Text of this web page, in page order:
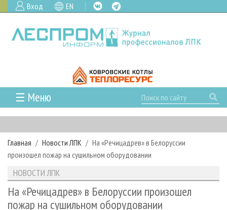
Вход EN
☰ Меню
ГЛАВНАЯ
РУБРИКИ И ТЕМЫ
РУБРИКИ ЖУРНАЛА
ЛЕСОЗАГОТОВКА
ЛЕСОПИЛЕНИЕ
НОВОСТИ
НОВОСТИ ЛПК
НОВОСТИ ЖУРНАЛА
ПРОЕКТЫ ЛПИ
АНАЛИТИКА
ПРЕДПРИЯТИЯ ЛПК
АРХИВ
АРХИВ ЖУРНАЛОВ
О ЖУРНАЛЕ
Главная Новости ЛПК
На «Речицадрев» в Белоруссии
произошел пожар на сушильном оборудовании
НОВОСТИ ЛПК
На «Речицадрев» в Белоруссии произошел
пожар на сушильном оборудовании